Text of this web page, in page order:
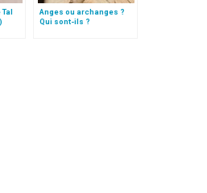
Anges ou archanges ?
Qui sont-ils ?